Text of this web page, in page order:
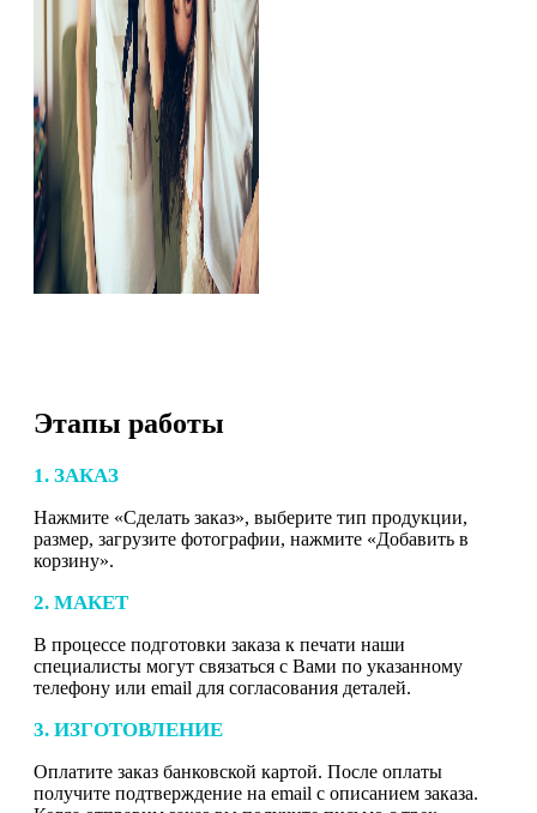
Этапы работы
1. ЗАКАЗ
Нажмите «Сделать заказ», выберите тип продукции,
размер, загрузите фотографии, нажмите «Добавить в
корзину».
2. МАКЕТ
В процессе подготовки заказа к печати наши
специалисты могут связаться с Вами по указанному
телефону или email для согласования деталей.
3. ИЗГОТОВЛЕНИЕ
Оплатите заказ банковской картой. После оплаты
получите подтверждение на email с описанием заказа.